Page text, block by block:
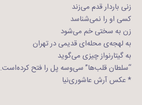
زنی باردار قدم می‌زند
کسی او را نمی‌شناسد
زن به سختی خم می‌شود
به لهجه‌ی محله‌ای قدیمی در تهران
به گیتارنواز چیزی می‌گوید
“سلطان قلب‌ها” سی‌وسه پل را فتح کرده‌است.
* عکس آرش عاشوری‌نیا